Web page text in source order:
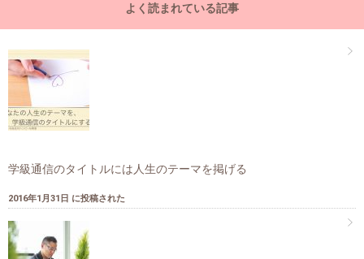
よく読まれている記事
学級通信のタイトルには人生のテーマを掲げる
2016年1月31日 に投稿された